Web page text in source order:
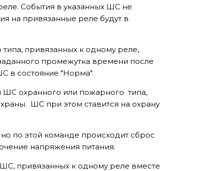
События в указанных ШС не
на привязанные реле будут в
привязанных к одному реле,
промежутка времени после
в состояние "Норма".
ШС охранного или пожарного типа,
ШС при этом ставится на охрану
по этой команде происходит сброс
напряжения питания.
привязанных к одному реле вместе